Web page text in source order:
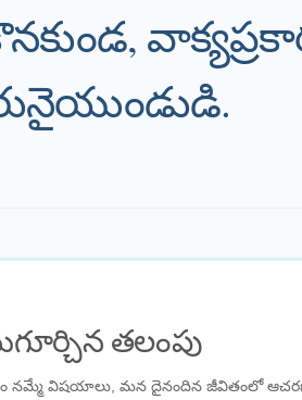
తలంపు
నమ్మే విషయాలు, మన దైనందిన జీవితంలో